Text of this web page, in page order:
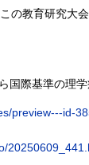
の教育研究大
国際基準の理
preview---id-